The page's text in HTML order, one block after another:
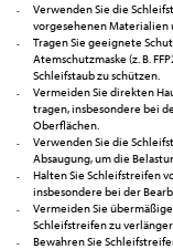
Verwenden Sie die
vorgesehenen Materialien
Tragen Sie geeignete
Atemschutzmaske (z. B.
Schleifstaub zu schützen.
Vermeiden Sie direkten
tragen, insbesondere bei
Oberflächen.
Verwenden Sie die
Absaugung, um die
Halten Sie Schleifstreifen
insbesondere bei der
Vermeiden Sie
Schleifstreifen zu
Bewahren Sie